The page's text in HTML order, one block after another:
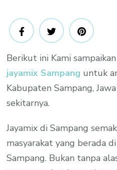
Berikut ini Kami
jayamix Sampang untuk
Kabupaten Sampang,
sekitarnya.
Jayamix di Sampang
masyarakat yang berada
Sampang. Bukan tanpa